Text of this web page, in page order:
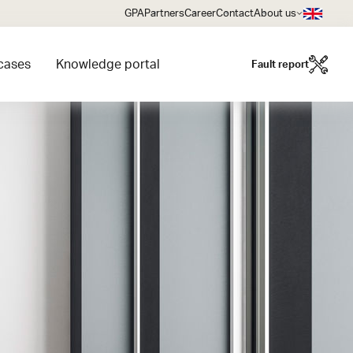
GPA PartnersCareerContactAbout us
Knowledge portal Fault report